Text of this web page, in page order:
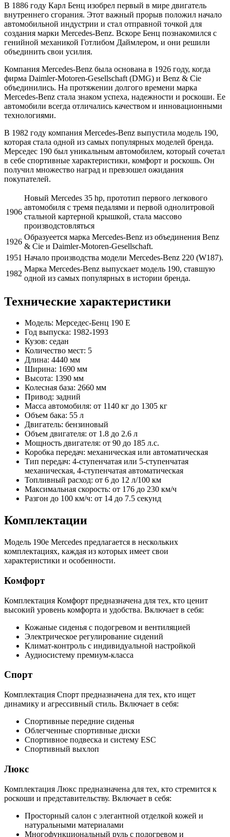
В 1886 году Карл Бенц изобрел первый в мире двигатель
внутреннего сгорания. Этот важный прорыв положил начало
автомобильной индустрии и стал отправной точкой для
создания марки Mercedes-Benz. Вскоре Бенц познакомился с
генийной механикой Готлибом Даймлером, и они решили
объединить свои усилия.
Компания Mercedes-Benz была основана в 1926 году, когда
фирма Daimler-Motoren-Gesellschaft (DMG) и Benz & Cie
объединились. На протяжении долгого времени марка
Mercedes-Benz стала знаком успеха, надежности и роскоши. Ее
автомобили всегда отличались качеством и инновационными
технологиями.
В 1982 году компания Mercedes-Benz выпустила модель 190,
которая стала одной из самых популярных моделей бренда.
Мерседес 190 был уникальным автомобилем, который сочетал
в себе спортивные характеристики, комфорт и роскошь. Он
получил множество наград и превзошел ожидания
покупателей.
1906
Новый Mercedes 35 hp, прототип первого легкового
автомобиля с тремя педалями и первой однолитровой
стальной картерной крышкой, стала массово
производстовляться
1926
Образуеется марка Mercedes-Benz из объединения Benz
& Cie и Daimler-Motoren-Gesellschaft.
1951 Начало производства модели Mercedes-Benz 220 (W187).
1982
Марка Mercedes-Benz выпускает модель 190, ставшую
одной из самых популярных в истории бренда.
Технические характеристики
Модель: Мерседес-Бенц 190 Е
Год выпуска: 1982-1993
Кузов: седан
Количество мест: 5
Длина: 4440 мм
Ширина: 1690 мм
Высота: 1390 мм
Колесная база: 2660 мм
Привод: задний
Масса автомобиля: от 1140 кг до 1305 кг
Объем бака: 55 л
Двигатель: бензиновый
Объем двигателя: от 1.8 до 2.6 л
Мощность двигателя: от 90 до 185 л.с.
Коробка передач: механическая или автоматическая
Тип передач: 4-ступенчатая или 5-ступенчатая
механическая, 4-ступенчатая автоматическая
Топливный расход: от 6 до 12 л/100 км
Максимальная скорость: от 176 до 230 км/ч
Разгон до 100 км/ч: от 14 до 7.5 секунд
Комплектации
Модель 190е Mercedes предлагается в нескольких
комплектациях, каждая из которых имеет свои
характеристики и особенности.
Комфорт
Комплектация Комфорт предназначена для тех, кто ценит
высокий уровень комфорта и удобства. Включает в себя:
Кожаные сиденья с подогревом и вентиляцией
Электрическое регулирование сидений
Климат-контроль с индивидуальной настройкой
Аудиосистему премиум-класса
Спорт
Комплектация Спорт предназначена для тех, кто ищет
динамику и агрессивный стиль. Включает в себя:
Спортивные передние сиденья
Облегченные спортивные диски
Спортивное подвеска и систему ESC
Спортивный выхлоп
Люкс
Комплектация Люкс предназначена для тех, кто стремится к
роскоши и представительству. Включает в себя:
Просторный салон с элегантной отделкой кожей и
натуральными материалами
Многофункциональный руль с подогревом и